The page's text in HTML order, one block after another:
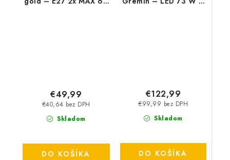
Skladom
€40,64 bez DPH
€49,99
DO KOŠÍKA
Skladom
€99,99 bez DPH
€122,99
DO KOŠÍKA